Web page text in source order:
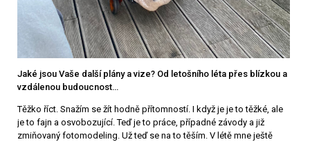
Jaké jsou Vaše další plány a vize? Od letošního léta přes blízkou a
vzdálenou budoucnost…
Těžko říct. Snažím se žít hodně přítomností. I když je je to těžké, ale
je to fajn a osvobozující. Teď je to práce, případné závody a již
zmiňovaný fotomodeling. Už teď se na to těším. V létě mne ještě